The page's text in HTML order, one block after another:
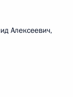
Алексеевич,